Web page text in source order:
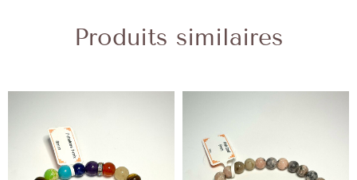
Produits similaires